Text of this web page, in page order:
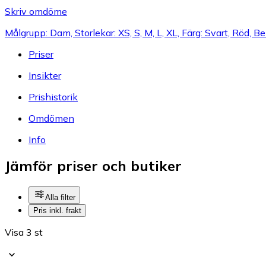
Skriv omdöme
Målgrupp: Dam, Storlekar: XS, S, M, L, XL, Färg: Svart, Röd,
Priser
Insikter
Prishistorik
Omdömen
Info
Jämför priser och butiker
Alla filter
Pris inkl. frakt
Visa 3 st